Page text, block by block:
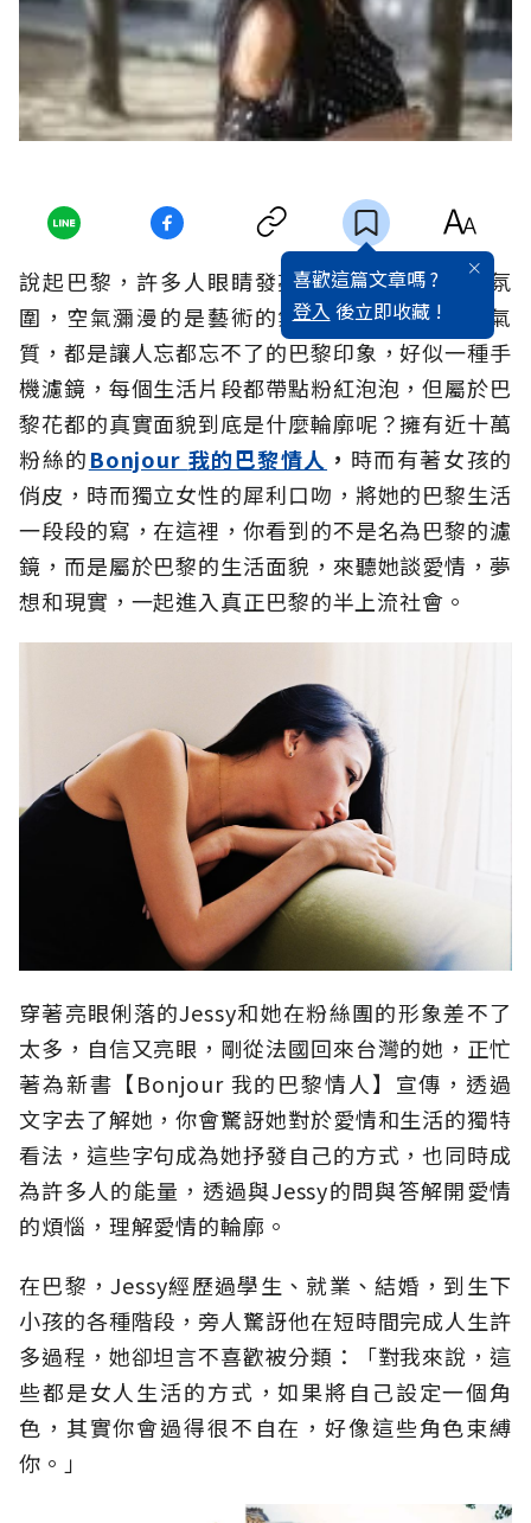
喜歡這篇文章嗎 ?
登入 後立即收藏 !
說起巴黎，許多人眼睛發亮，感受前衛的時尚氛
圍，空氣瀰漫的是藝術的氣息，街上女人優雅氣
質，都是讓人忘都忘不了的巴黎印象，好似一種手
機濾鏡，每個生活片段都帶點粉紅泡泡，但屬於巴
黎花都的真實面貌到底是什麼輪廓呢？擁有近十萬
粉絲的Bonjour 我的巴黎情人 ， 時而有著女孩的
俏皮，時而獨立女性的犀利口吻，將她的巴黎生活
一段段的寫，在這裡，你看到的不是名為巴黎的濾
鏡，而是屬於巴黎的生活面貌，來聽她談愛情，夢
想和現實，一起進入真正巴黎的半上流社會。
穿著亮眼俐落的Jessy和她在粉絲團的形象差不了
太多，自信又亮眼，剛從法國回來台灣的她，正忙
著為新書【Bonjour 我的巴黎情人】宣傳，透過
文字去了解她，你會驚訝她對於愛情和生活的獨特
看法，這些字句成為她抒發自己的方式，也同時成
為許多人的能量，透過與Jessy的問與答解開愛情
的煩惱，理解愛情的輪廓。
在巴黎，Jessy經歷過學生、就業、結婚，到生下
小孩的各種階段，旁人驚訝他在短時間完成人生許
多過程，她卻坦言不喜歡被分類：「對我來說，這
些都是女人生活的方式，如果將自己設定一個角
色，其實你會過得很不自在，好像這些角色束縛
你。」